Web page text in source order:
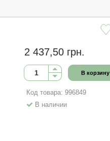
2 437,50 грн.
В корзину
Код товара: 996849
В наличии